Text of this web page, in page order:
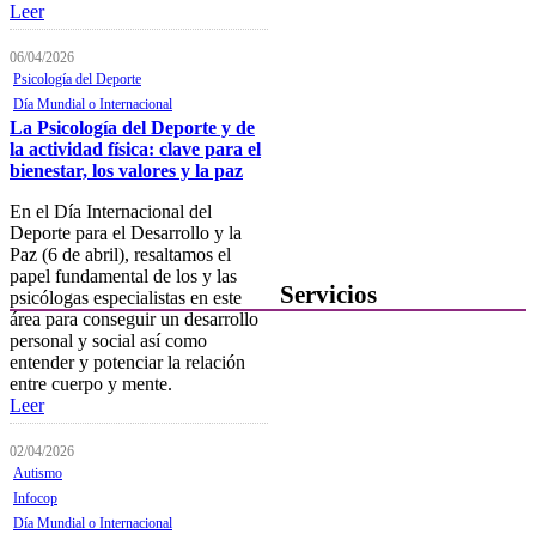
Leer
06/04/2026
Psicología del Deporte
Día Mundial o Internacional
La Psicología del Deporte y de
la actividad física: clave para el
bienestar, los valores y la paz
En el Día Internacional del
Deporte para el Desarrollo y la
Paz (6 de abril), resaltamos el
papel fundamental de los y las
psicólogas especialistas en este
área para conseguir un desarrollo
personal y social así como
entender y potenciar la relación
entre cuerpo y mente.
Leer
02/04/2026
Autismo
Infocop
Día Mundial o Internacional
Servicios